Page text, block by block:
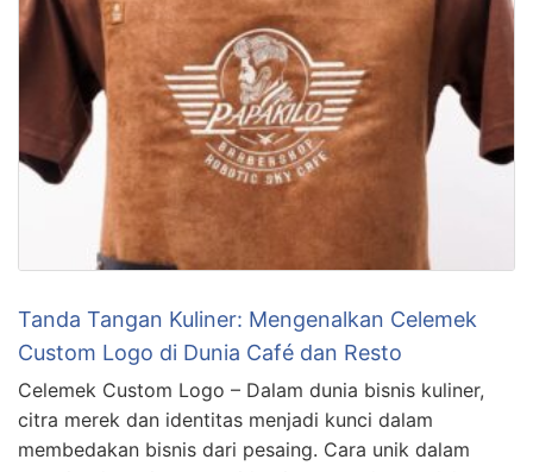
Tanda Tangan Kuliner: Mengenalkan Celemek
Custom Logo di Dunia Café dan Resto
Celemek Custom Logo – Dalam dunia bisnis kuliner,
citra merek dan identitas menjadi kunci dalam
membedakan bisnis dari pesaing. Cara unik dalam